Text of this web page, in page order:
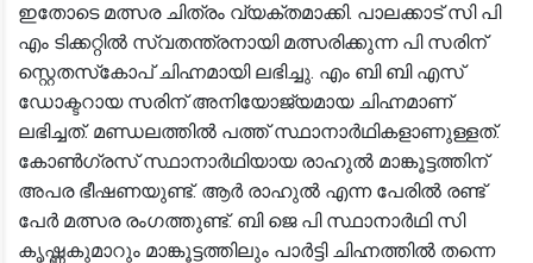
ഇതോടെ മത്സര ചിത്രം വ്യക്തമാക്കി. പാലക്കാട് സി പി
എം ടിക്കറ്റില്‍ സ്വതന്ത്രനായി മത്സരിക്കുന്ന പി സരിന്
സ്റ്റെതസ്‌കോപ് ചിഹ്നമായി ലഭിച്ചു. എം ബി ബി എസ്
ഡോക്ടറായ സരിന് അനിയോജ്യമായ ചിഹ്നമാണ്
ലഭിച്ചത്. മണ്ഡലത്തില്‍ പത്ത് സ്ഥാനാര്‍ഥികളാണുള്ളത്.
കോണ്‍ഗ്രസ് സ്ഥാനാര്‍ഥിയായ രാഹുല്‍ മാങ്കൂട്ടത്തിന്
അപര ഭീഷണയുണ്ട്. ആര്‍ രാഹുല്‍ എന്ന പേരില്‍ രണ്ട്
പേര്‍ മത്സര രംഗത്തുണ്ട്. ബി ജെ പി സ്ഥാനാര്‍ഥി സി
കൃഷ്ണകുമാറും മാങ്കൂട്ടത്തിലും പാര്‍ട്ടി ചിഹ്നത്തില്‍ തന്നെ